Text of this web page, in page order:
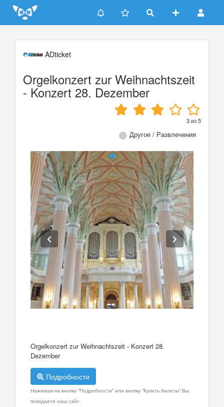
Update cookies preferences
ADticket
Orgelkonzert zur Weihnachtszeit
- Konzert 28. Dezember
3из5
Другое / Развлечения
Orgelkonzert zur Weihnachtszeit - Konzert 28.
Dezember
Подробности
Нажимая на кнопку "Подробности" или кнопку "Купить билеты" Вы
покидаете наш сайт.